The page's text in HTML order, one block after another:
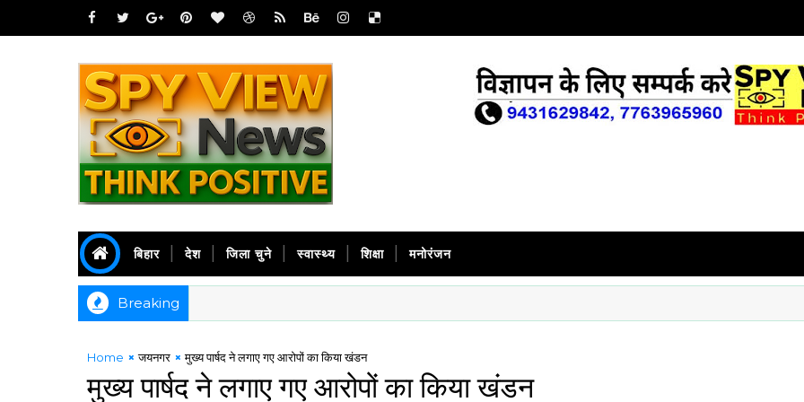
बिहार देश जिला चुने स्वास्थ्य शिक्षा मनोरंजन
Breaking
Home जयनगर मुख्य पार्षद ने लगाए गए आरोपों का किया खंडन
मुख्य पार्षद ने लगाए गए आरोपों का किया खंडन